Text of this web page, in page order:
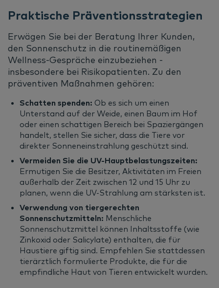
Praktische Präventionsstrategien
Erwägen Sie bei der Beratung Ihrer Kunden,
den Sonnenschutz in die routinemäßigen
Wellness-Gespräche einzubeziehen -
insbesondere bei Risikopatienten. Zu den
präventiven Maßnahmen gehören:
Schatten spenden: Ob es sich um einen
Unterstand auf der Weide, einen Baum im Hof
oder einen schattigen Bereich bei Spaziergängen
handelt, stellen Sie sicher, dass die Tiere vor
direkter Sonneneinstrahlung geschützt sind.
Vermeiden Sie die UV-Hauptbelastungszeiten:
Ermutigen Sie die Besitzer, Aktivitäten im Freien
außerhalb der Zeit zwischen 12 und 15 Uhr zu
planen, wenn die UV-Strahlung am stärksten ist.
Verwendung von tiergerechten
Sonnenschutzmitteln: Menschliche
Sonnenschutzmittel können Inhaltsstoffe (wie
Zinkoxid oder Salicylate) enthalten, die für
Haustiere giftig sind. Empfehlen Sie stattdessen
tierärztlich formulierte Produkte, die für die
empfindliche Haut von Tieren entwickelt wurden.